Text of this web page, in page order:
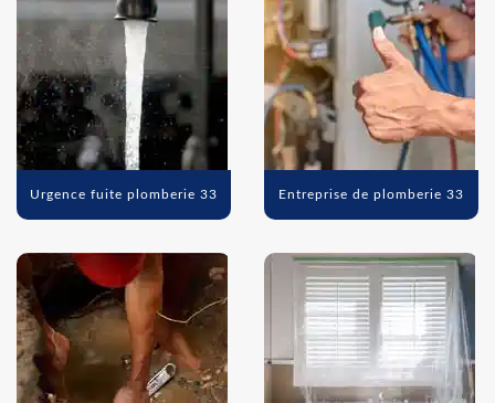
Urgence fuite plomberie 33 Entreprise de plomberie 33